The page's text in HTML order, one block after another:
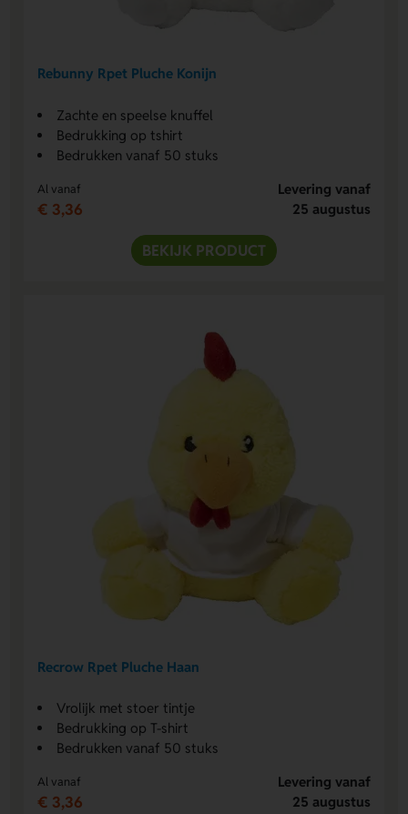
Rebunny Rpet Pluche Konijn
Zachte en speelse knuffel
Bedrukking op tshirt
Bedrukken vanaf 50 stuks
Al vanaf
€ 3,36
Levering vanaf
25 augustus
BEKIJK PRODUCT
Recrow Rpet Pluche Haan
Vrolijk met stoer tintje
Bedrukking op T-shirt
Bedrukken vanaf 50 stuks
Al vanaf
€ 3,36
Levering vanaf
25 augustus